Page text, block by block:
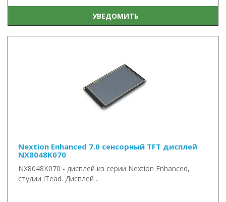
УВЕДОМИТЬ
Nextion Enhanced 7.0 сенсорный TFT дисплей
NX8048K070
NX8048K070 - дисплей из серии Nextion Enhanced,
студии iTead. Дисплей ..